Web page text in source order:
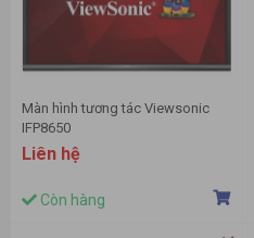
Màn hình tương tác Viewsonic
IFP8650
Liên hệ
Còn hàng